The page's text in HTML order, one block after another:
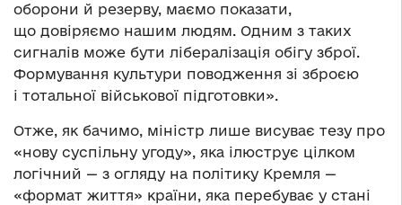
оборони й резерву, маємо показати,
що довіряємо нашим людям. Одним з таких
сигналів може бути лібералізація обігу зброї.
Формування культури поводження зі зброєю
і тотальної військової підготовки».
Отже, як бачимо, міністр лише висуває тезу про
«нову суспільну угоду», яка ілюструє цілком
логічний — з огляду на політику Кремля —
«формат життя» країни, яка перебуває у стані